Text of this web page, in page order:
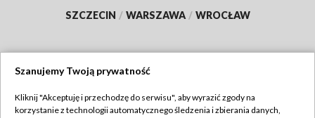
SZCZECIN / WARSZAWA / WROCŁAW
TVP
Szanujemy Twoją prywatność
Kliknij "Akceptuję i przechodzę do serwisu", aby wyrazić zgody na
korzystanie z technologii automatycznego śledzenia i zbierania danych,